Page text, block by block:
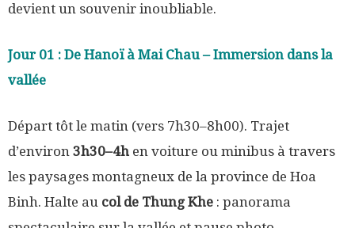
devient un souvenir inoubliable.
Jour 01 : De Hanoï à Mai Chau – Immersion dans la
vallée
Départ tôt le matin (vers 7h30–8h00). Trajet
d’environ 3h30–4h en voiture ou minibus à travers
les paysages montagneux de la province de Hoa
Binh. Halte au col de Thung Khe : panorama